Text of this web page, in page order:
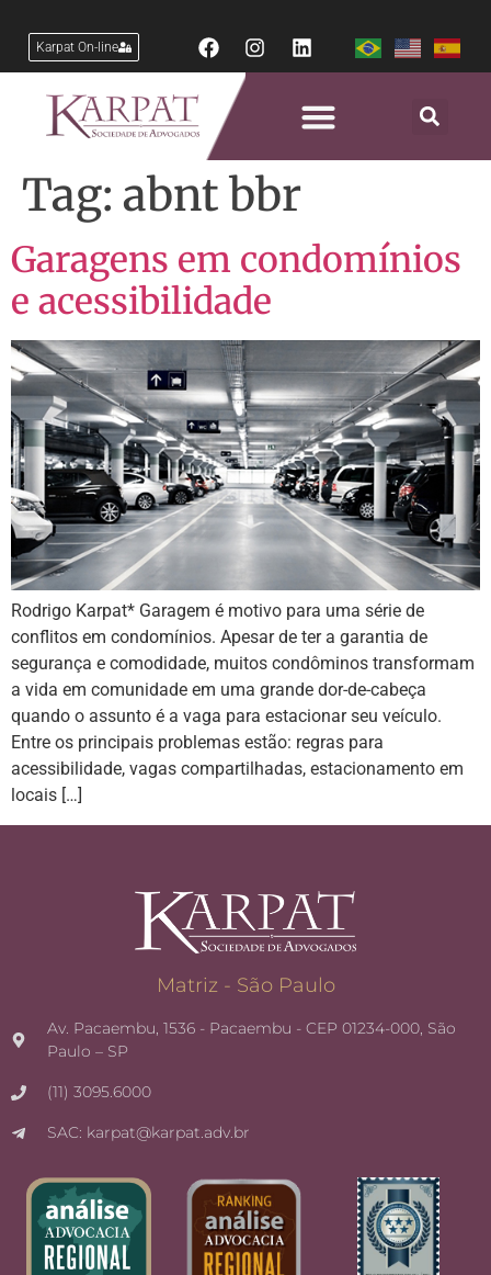
Karpat On-line
Tag: abnt bbr
Garagens em condomínios
e acessibilidade
Rodrigo Karpat* Garagem é motivo para uma série de
conflitos em condomínios. Apesar de ter a garantia de
segurança e comodidade, muitos condôminos transformam
a vida em comunidade em uma grande dor-de-cabeça
quando o assunto é a vaga para estacionar seu veículo.
Entre os principais problemas estão: regras para
acessibilidade, vagas compartilhadas, estacionamento em
locais […]
Matriz - São Paulo
Av. Pacaembu, 1536 - Pacaembu - CEP 01234-000, São
Paulo – SP
(11) 3095.6000
SAC: karpat@karpat.adv.br